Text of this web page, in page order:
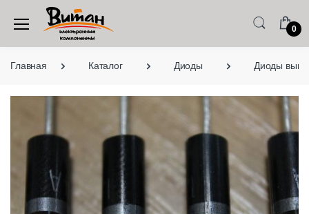
0
Главная Каталог Диоды Диоды